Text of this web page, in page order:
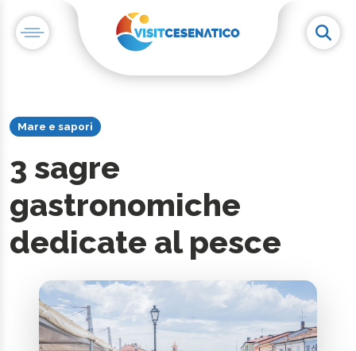
Mare e sapori
3 sagre
gastronomiche
dedicate al pesce